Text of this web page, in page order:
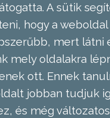
A sütik
hogy a
mert látni
mely oldalakra
ott. Ennek
jobban tudjuk
és még